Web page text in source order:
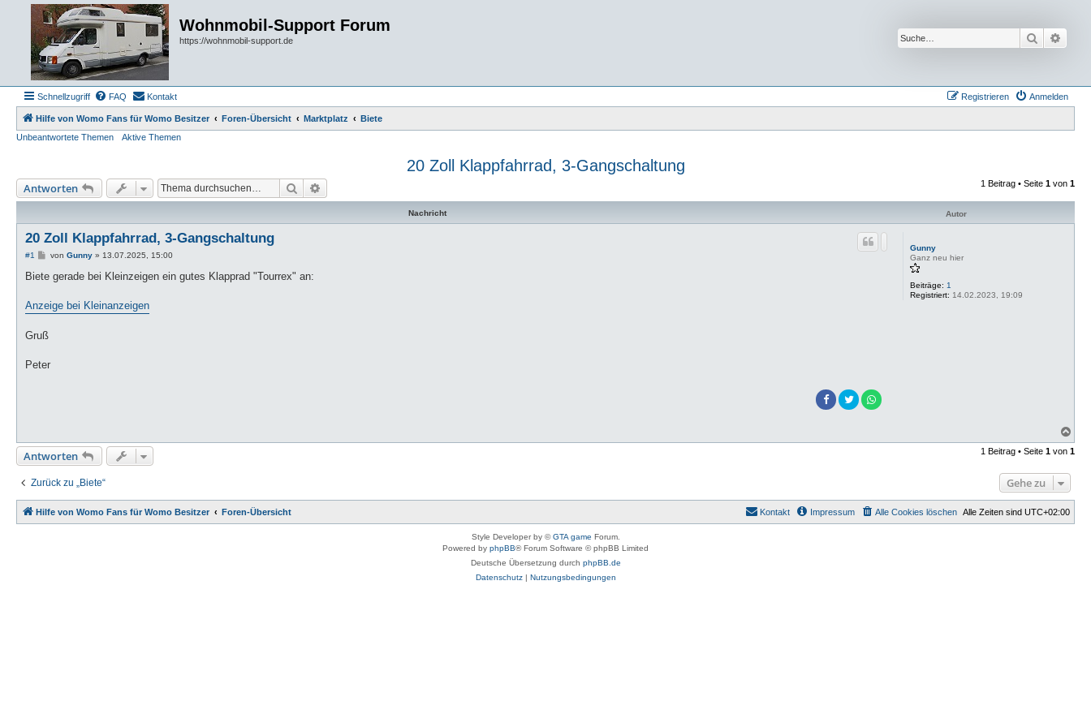
Wohnmobil-Support Forum
https://wohnmobil-support.de Suche
Schnellzugriff FAQ Kontakt Anmelden
Registrieren
Hilfe von Womo Fans für Womo Besitzer Foren-Übersicht Marktplatz
Biete
Unbeantwortete Themen
Aktive Themen
20 Zoll Klappfahrrad, 3-Gangschaltung
Antworten Suche 1 Beitrag • Seite 1 von 1
Nachricht Autor
Gunny
Ganz neu hier
Beiträge: 1
Registriert: 14.02.2023, 19:09
20 Zoll Klappfahrrad, 3-Gangschaltung
#1
B
i
a
g
von Gunny» 13.07.2025, 15:00
Biete gerade bei Kleinzeigen ein gutes Klapprad "Tourrex" an:
Anzeige bei Kleinanzeigen
Gruß
Peter
a
c
e
Antworten 1 Beitrag • Seite 1 von 1
Zurück zu „Biete“ Gehe zu
Hilfe von Womo Fans für Womo Besitzer Foren-Übersicht Alle Zeiten sind UTC+02:00
Alle Cookies löschen
Impressum
Kontakt
Style Developer by ©GTA game Forum.
Powered by phpBB® Forum Software © phpBB Limited
Deutsche Übersetzung durch phpBB.de
Datenschutz| Nutzungsbedingungen